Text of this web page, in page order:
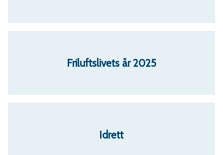
o
a
Friluftslivets år 2025
Idrett